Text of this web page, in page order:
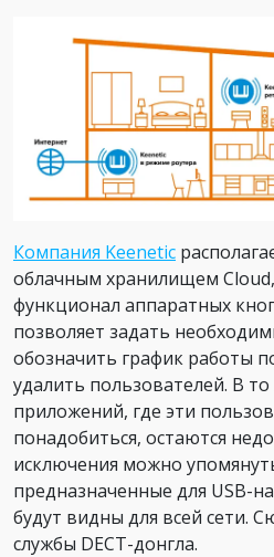
Компания Keenetic
облачным хранилищем
функционал аппаратных
позволяет задать
обозначить график работы
удалить пользователей. В
приложений, где эти
понадобиться, остаются
исключения можно
предназначенные для USB-
будут видны для всей сети.
службы DECT-донгла.